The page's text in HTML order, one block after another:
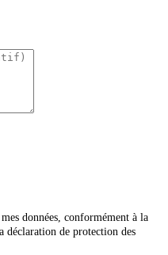
données, conformément à la
de protection des